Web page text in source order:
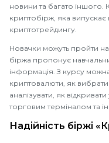
новини та багато іншого.
криптобірж, яка випускає
криптотрейдингу.
Новачки можуть пройти
біржа пропонує
інформація. З курсу
криптовалюти, як вибрати
аналізувати, як
торговим терміналом та
Надійність біржі